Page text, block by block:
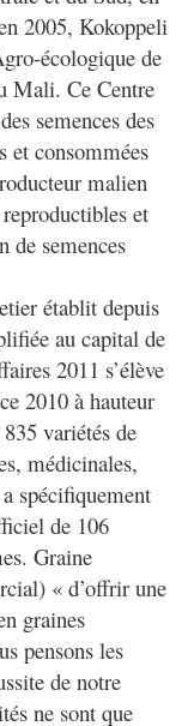
2005, Kokoppeli
écologique de
Mali. Ce Centre
semences des
et consommées
malien
et
de semences
établit depuis
au capital de
2011 s’élève
2010 à hauteur
variétés de
médicinales,
spécifiquement
de 106
Graine
« d’offrir une
graines
pensons les
de notre
ne sont que